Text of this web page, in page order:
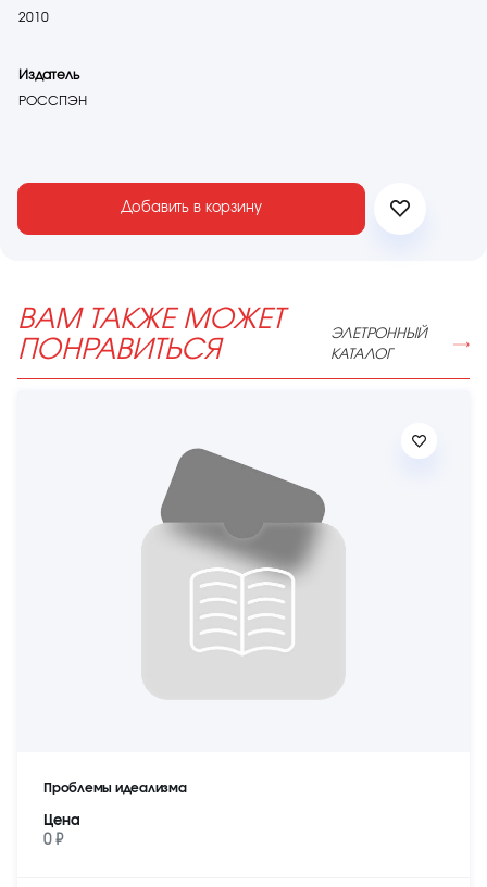
2010
Издатель
РОССПЭН
Добавить в корзину
ВАМ ТАКЖЕ МОЖЕТ
ПОНРАВИТЬСЯ
ЭЛЕТРОННЫЙ
КАТАЛОГ
Проблемы идеализма
Цена
0 ₽